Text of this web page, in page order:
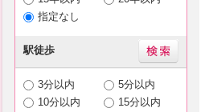
指定なし
駅徒歩
3分以内
5分以内
10分以内
15分以内